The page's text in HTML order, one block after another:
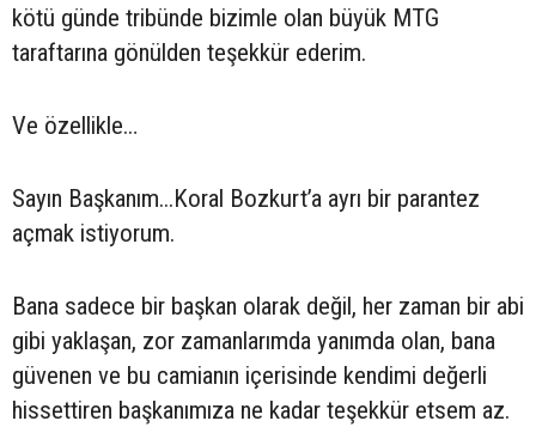
kötü günde tribünde bizimle olan büyük MTG
taraftarına gönülden teşekkür ederim.
Ve özellikle…
Sayın Başkanım...Koral Bozkurt’a ayrı bir parantez
açmak istiyorum.
Bana sadece bir başkan olarak değil, her zaman bir abi
gibi yaklaşan, zor zamanlarımda yanımda olan, bana
güvenen ve bu camianın içerisinde kendimi değerli
hissettiren başkanımıza ne kadar teşekkür etsem az.